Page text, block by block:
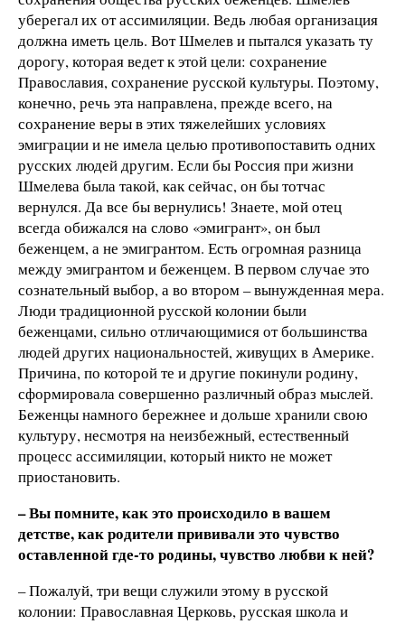
уберегал их от ассимиляции. Ведь любая организация
должна иметь цель. Вот Шмелев и пытался указать ту
дорогу, которая ведет к этой цели: сохранение
Православия, сохранение русской культуры. Поэтому,
конечно, речь эта направлена, прежде всего, на
сохранение веры в этих тяжелейших условиях
эмиграции и не имела целью противопоставить одних
русских людей другим. Если бы Россия при жизни
Шмелева была такой, как сейчас, он бы тотчас
вернулся. Да все бы вернулись! Знаете, мой отец
всегда обижался на слово «эмигрант», он был
беженцем, а не эмигрантом. Есть огромная разница
между эмигрантом и беженцем. В первом случае это
сознательный выбор, а во втором – вынужденная мера.
Люди традиционной русской колонии были
беженцами, сильно отличающимися от большинства
людей других национальностей, живущих в Америке.
Причина, по которой те и другие покинули родину,
сформировала совершенно различный образ мыслей.
Беженцы намного бережнее и дольше хранили свою
культуру, несмотря на неизбежный, естественный
процесс ассимиляции, который никто не может
приостановить.
–Вы помните, как это происходило в вашем
детстве, как родители прививали это чувство
оставленной где-то родины, чувство любви к ней?
– Пожалуй, три вещи служили этому в русской
колонии: Православная Церковь, русская школа и